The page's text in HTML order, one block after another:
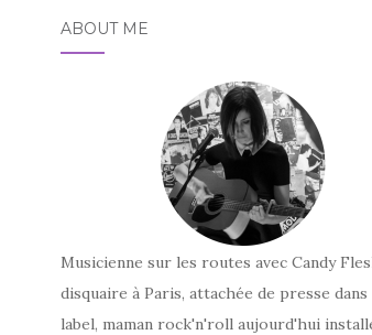
ABOUT ME
Musicienne sur les routes avec Candy
disquaire à Paris, attachée de presse dans
label, maman rock'n'roll aujourd'hui